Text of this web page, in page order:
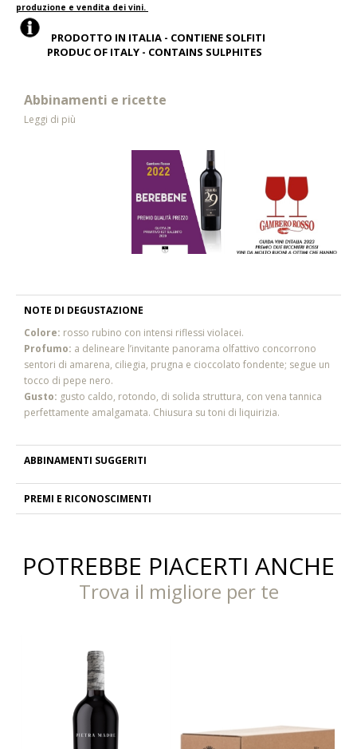
produzione e vendita dei vini.
PRODOTTO IN ITALIA - CONTIENE SOLFITI
PRODUC OF ITALY - CONTAINS SULPHITES
Abbinamenti e ricette
Leggi di più
NOTE DI DEGUSTAZIONE
Colore: rosso rubino con intensi riflessi violacei.
Profumo: a delineare l’invitante panorama olfattivo concorrono
sentori di amarena, ciliegia, prugna e cioccolato fondente; segue un
tocco di pepe nero.
Gusto: gusto caldo, rotondo, di solida struttura, con vena tannica
perfettamente amalgamata. Chiusura su toni di liquirizia.
ABBINAMENTI SUGGERITI
PREMI E RICONOSCIMENTI
POTREBBE PIACERTI ANCHE
Trova il migliore per te